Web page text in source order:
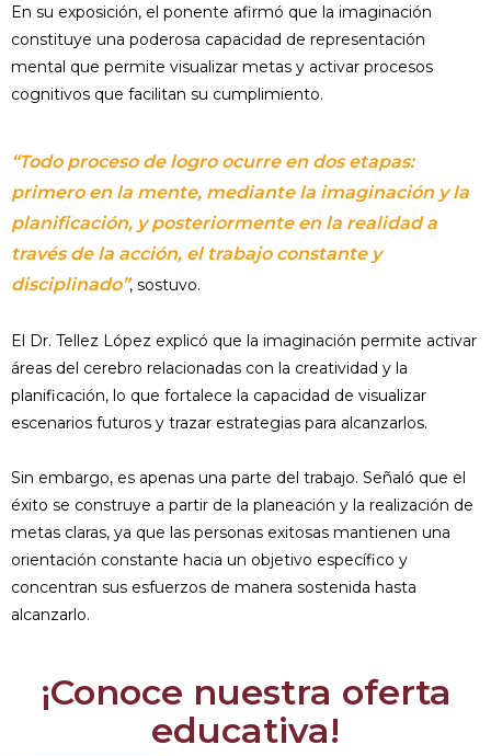
En su exposición, el ponente afirmó que la imaginación
constituye una poderosa capacidad de representación
mental que permite visualizar metas y activar procesos
cognitivos que facilitan su cumplimiento.
“Todo proceso de logro ocurre en dos etapas:
primero en la mente, mediante la imaginación y la
planificación, y posteriormente en la realidad a
través de la acción, el trabajo constante y
disciplinado”, sostuvo.
El Dr. Tellez López explicó que la imaginación permite activar
áreas del cerebro relacionadas con la creatividad y la
planificación, lo que fortalece la capacidad de visualizar
escenarios futuros y trazar estrategias para alcanzarlos.
Sin embargo, es apenas una parte del trabajo. Señaló que el
éxito se construye a partir de la planeación y la realización de
metas claras, ya que las personas exitosas mantienen una
orientación constante hacia un objetivo específico y
concentran sus esfuerzos de manera sostenida hasta
alcanzarlo.
¡Conoce nuestra oferta
educativa!